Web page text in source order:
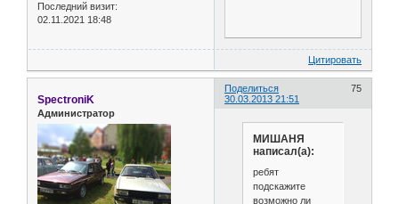
Последний визит:
02.11.2021 18:48
Цитировать
Поделиться
75
30.03.2013 21:51
SpectroniK
Администратор
МИШАНЯ
написал(а):
ребят
подскажите
возможно ли